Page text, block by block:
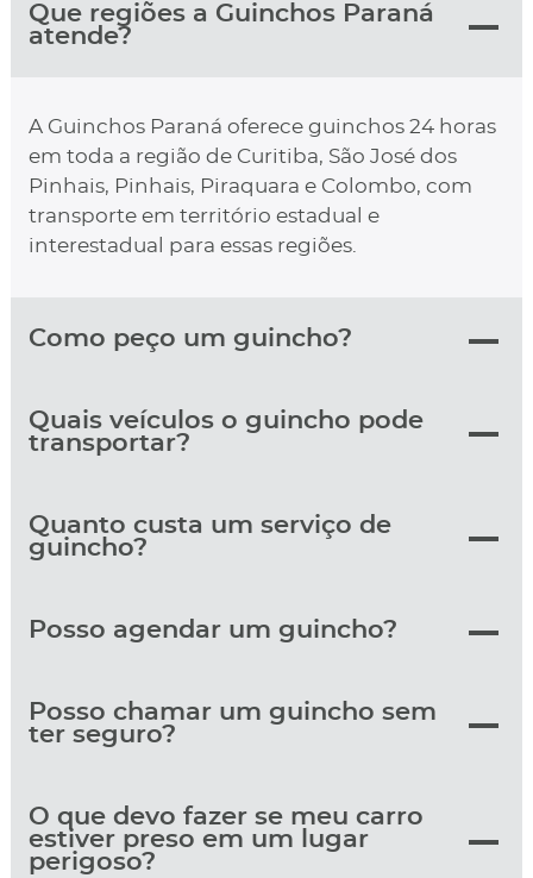
Que regiões a Guinchos Paraná
atende?
A Guinchos Paraná oferece guinchos 24 horas
em toda a região de Curitiba, São José dos
Pinhais, Pinhais, Piraquara e Colombo, com
transporte em território estadual e
interestadual para essas regiões.
Como peço um guincho?
Quais veículos o guincho pode
transportar?
Quanto custa um serviço de
guincho?
Posso agendar um guincho?
Posso chamar um guincho sem
ter seguro?
O que devo fazer se meu carro
estiver preso em um lugar
perigoso?